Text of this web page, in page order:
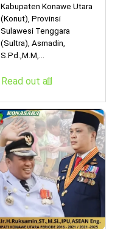
Kabupaten Konawe Utara
(Konut), Provinsi
Sulawesi Tenggara
(Sultra), Asmadin,
S.Pd.,M.M,...
Read out all